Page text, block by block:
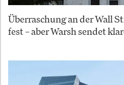
Überraschung an der Wall
fest – aber Warsh sendet